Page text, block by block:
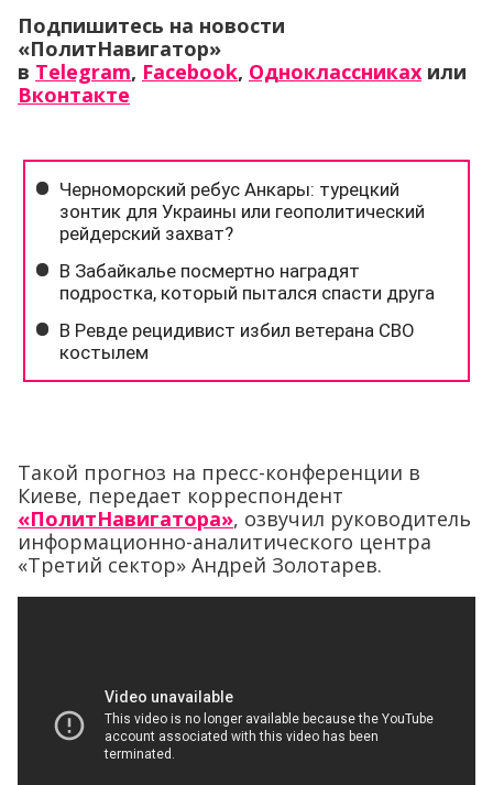
Подпишитесь на новости
«ПолитНавигатор»
в Telegram, Facebook, Одноклассниках или
Вконтакте
Такой прогноз на пресс-конференции в
Киеве, передает корреспондент
«ПолитНавигатора», озвучил руководитель
информационно-аналитического центра
«Третий сектор» Андрей Золотарев.